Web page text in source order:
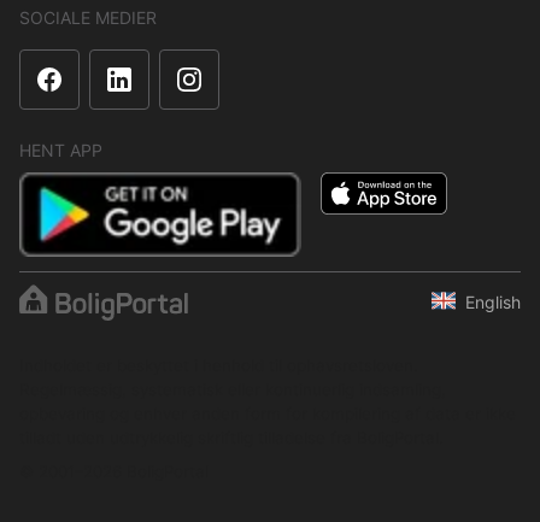
SOCIALE MEDIER
HENT APP
English